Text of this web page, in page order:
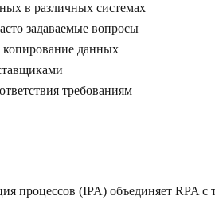
в различных системах
задаваемые вопросы
копирование данных
требованиям
процессов (IPA) объединяет RPA с